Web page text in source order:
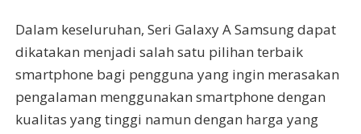
Dalam keseluruhan, Seri Galaxy A Samsung dapat
dikatakan menjadi salah satu pilihan terbaik
smartphone bagi pengguna yang ingin merasakan
pengalaman menggunakan smartphone dengan
kualitas yang tinggi namun dengan harga yang